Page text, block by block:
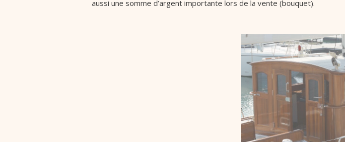
aussi une somme d’argent importante lors de la vente (bouquet).